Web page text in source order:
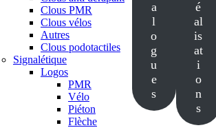
Clous PMR
Clous vélos
Autres
Clous podotactiles
Signalétique
Logos
PMR
Vélo
Piéton
Flèche
a
l
o
g
u
e
s
é
al
is
at
i
o
n
s